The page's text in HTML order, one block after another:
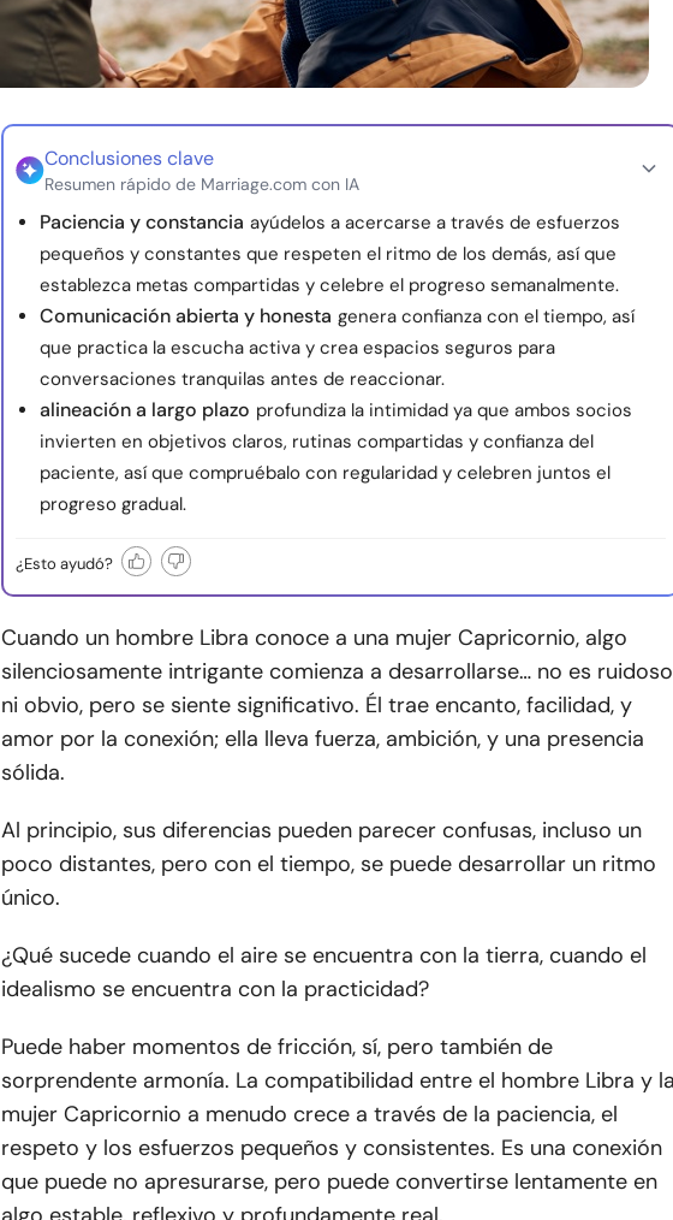
Conclusiones clave
Resumen rápido de Marriage.com con IA
Paciencia y constancia ayúdelos a acercarse a través de esfuerzos
pequeños y constantes que respeten el ritmo de los demás, así que
establezca metas compartidas y celebre el progreso semanalmente.
Comunicación abierta y honesta genera confianza con el tiempo, así
que practica la escucha activa y crea espacios seguros para
conversaciones tranquilas antes de reaccionar.
alineación a largo plazo profundiza la intimidad ya que ambos socios
invierten en objetivos claros, rutinas compartidas y confianza del
paciente, así que compruébalo con regularidad y celebren juntos el
progreso gradual.
¿Esto ayudó?
Cuando un hombre Libra conoce a una mujer Capricornio, algo
silenciosamente intrigante comienza a desarrollarse… no es ruidoso
ni obvio, pero se siente significativo. Él trae encanto, facilidad, y
amor por la conexión; ella lleva fuerza, ambición, y una presencia
sólida.
Al principio, sus diferencias pueden parecer confusas, incluso un
poco distantes, pero con el tiempo, se puede desarrollar un ritmo
único.
¿Qué sucede cuando el aire se encuentra con la tierra, cuando el
idealismo se encuentra con la practicidad?
Puede haber momentos de fricción, sí, pero también de
sorprendente armonía. La compatibilidad entre el hombre Libra y
mujer Capricornio a menudo crece a través de la paciencia, el
respeto y los esfuerzos pequeños y consistentes. Es una conexión
que puede no apresurarse, pero puede convertirse lentamente en